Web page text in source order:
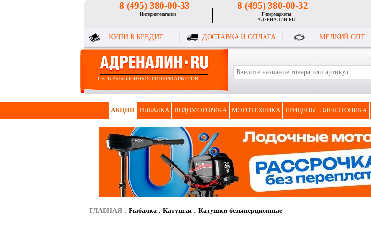
8 (495) 380-00-33
Интернет-магазин
8 (495) 380-00-32
Гипермаркеты
АДРЕНАЛИН.RU
КУПИ В КРЕДИТ ДОСТАВКА И ОПЛАТА МЕЛКИЙ ОПТ
СЕТЬ РЫБОЛОВНЫХ ГИПЕРМАРКЕТОВ
АКЦИИ РЫБАЛКА ВОДОМОТОРИКА МОТОТЕХНИКА ПРИЦЕПЫ ЭЛЕКТРОНИКА
ГЛАВНАЯ : Рыбалка : Катушки : Катушки безынерционные